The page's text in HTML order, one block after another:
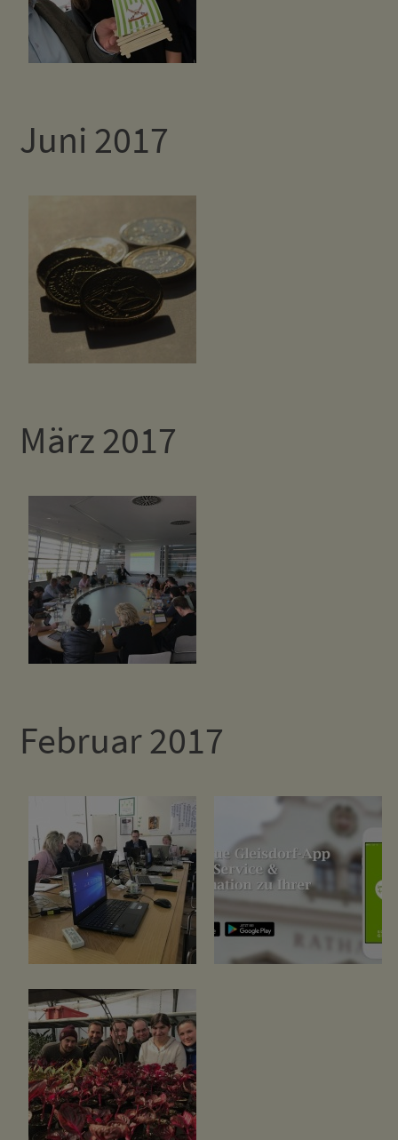
Juni 2017
März 2017
Februar 2017